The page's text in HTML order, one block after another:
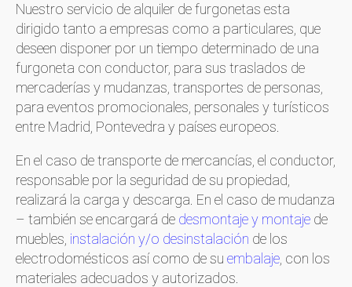
Nuestro servicio de alquiler de furgonetas esta
dirigido tanto a empresas como a particulares, que
deseen disponer por un tiempo determinado de una
furgoneta con conductor, para sus traslados de
mercaderías y mudanzas, transportes de personas,
para eventos promocionales, personales y turísticos
entre Madrid, Pontevedra y países europeos.
En el caso de transporte de mercancías, el conductor,
responsable por la seguridad de su propiedad,
realizará la carga y descarga. En el caso de mudanza
– también se encargará de desmontaje y montaje de
muebles, instalación y/o desinstalación de los
electrodomésticos así como de su embalaje , con los
materiales adecuados y autorizados.